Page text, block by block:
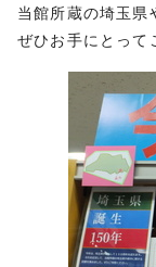
当館所蔵の埼玉県
ぜひお手にとって